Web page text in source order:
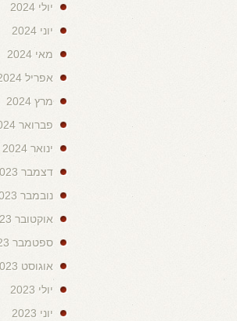
יולי 2024
יוני 2024
מאי 2024
אפריל 2024
מרץ 2024
פברואר 2024
ינואר 2024
דצמבר 2023
נובמבר 2023
אוקטובר 2023
ספטמבר 2023
אוגוסט 2023
יולי 2023
יוני 2023